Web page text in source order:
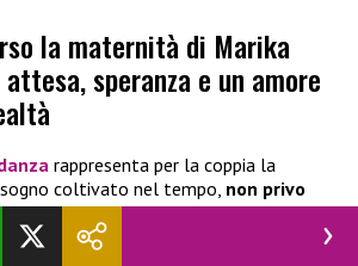
la maternità di Marika
speranza e un amore
rappresenta per la coppia la
coltivato nel tempo, non privo
attese. Attraverso alcune storie e post
Marika ha voluto raccontare anche